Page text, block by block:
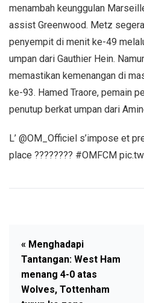
menambah keunggulan
assist Greenwood. Metz
penyempit di menit ke-49
umpan dari Gauthier Hein.
memastikan kemenangan di
ke-93. Hamed Traore, pemain
penutup berkat umpan dari
L’ @OM_Officiel s’impose et
place ???????? #OMFCM
« Menghadapi
Tantangan: West Ham
menang 4-0 atas
Wolves, Tottenham